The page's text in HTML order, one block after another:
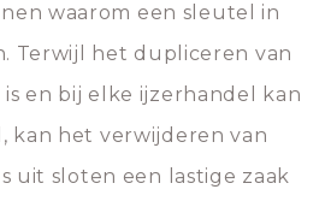
waarom een sleutel in
Terwijl het dupliceren van
en bij elke ijzerhandel kan
kan het verwijderen van
uit sloten een lastige zaak